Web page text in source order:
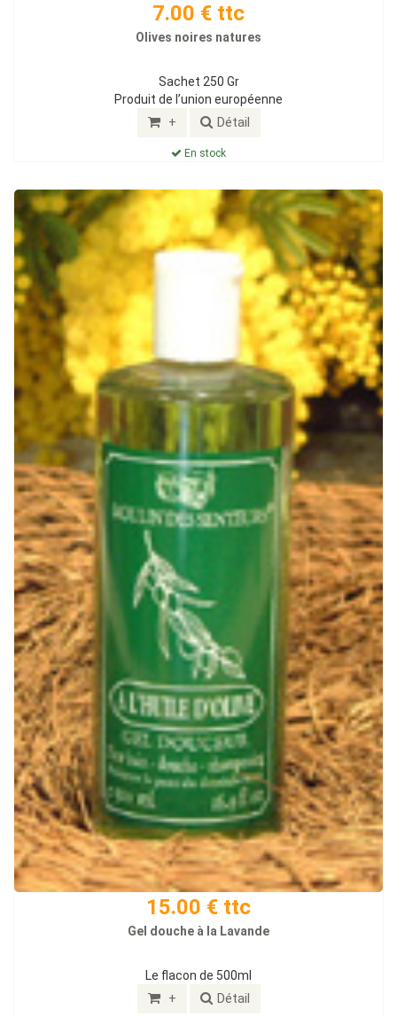
7.00 € ttc
Olives noires natures
Sachet 250 Gr
Produit de l’union européenne
+ Détail
En stock
15.00 € ttc
Gel douche à la Lavande
Le flacon de 500ml
+ Détail